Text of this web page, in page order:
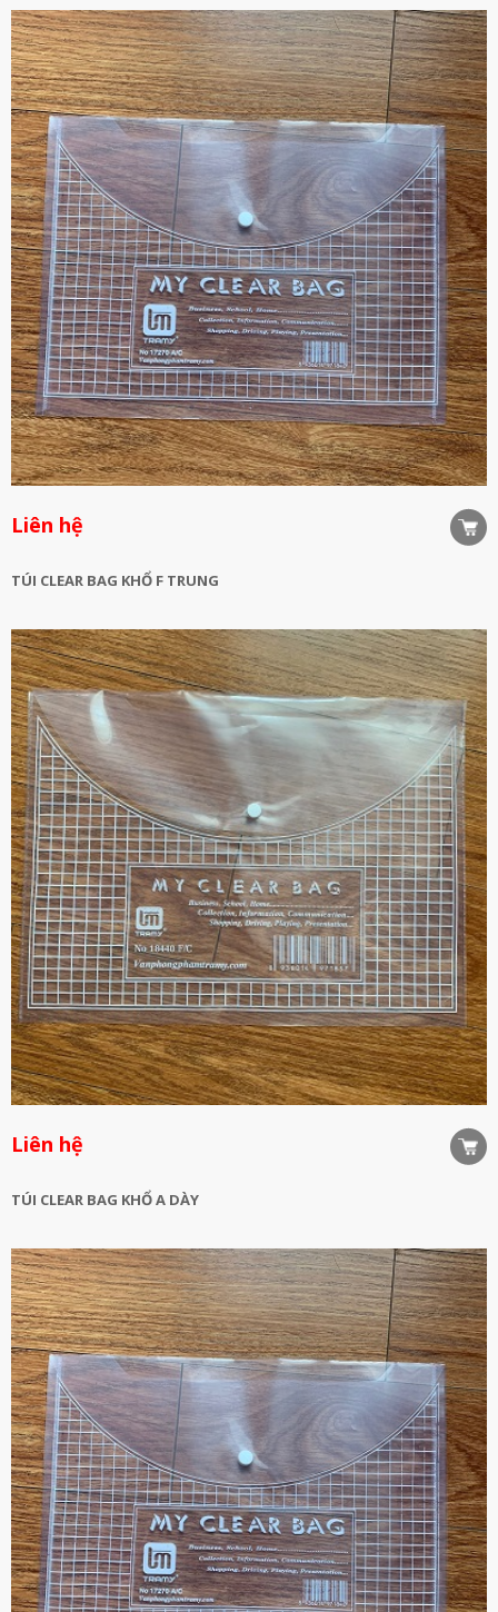
Liên hệ
TÚI CLEAR BAG KHỔ F TRUNG
Liên hệ
TÚI CLEAR BAG KHỔ A DÀY